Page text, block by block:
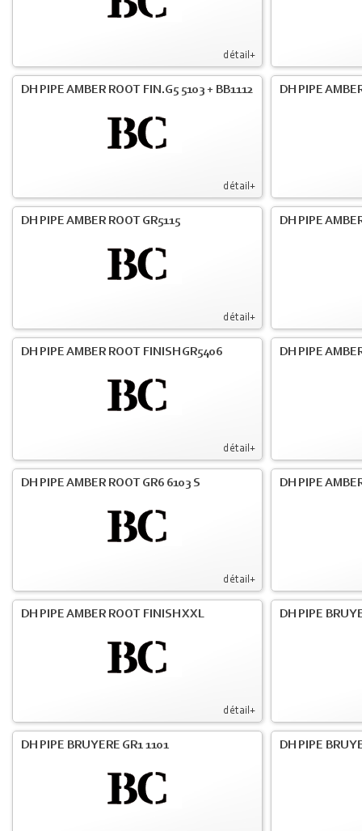
détail+
détail+
DH PIPE AMBER ROOT FIN.G5 5103 + BB1112 DH PIPE
détail+
DH PIPE AMBER ROOT GR5115 DH PIPE
détail+
DH PIPE AMBER ROOT FINISH GR5406 DH PIPE
détail+
DH PIPE AMBER ROOT GR6 6103 S DH PIPE
détail+
DH PIPE AMBER ROOT FINISH XXL DH PIPE
DH PIPE BRUYERE GR1 1101 DH PIPE